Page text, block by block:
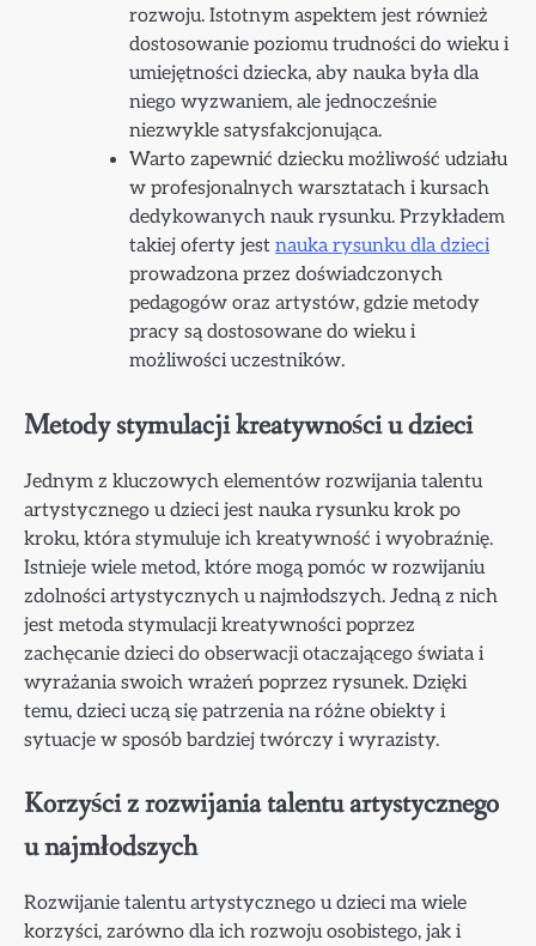
rozwoju. Istotnym aspektem jest również
dostosowanie poziomu trudności do wieku i
umiejętności dziecka, aby nauka była dla
niego wyzwaniem, ale jednocześnie
niezwykle satysfakcjonująca.
Warto zapewnić dziecku możliwość udziału
w profesjonalnych warsztatach i kursach
dedykowanych nauk rysunku. Przykładem
takiej oferty jest nauka rysunku dla dzieci
prowadzona przez doświadczonych
pedagogów oraz artystów, gdzie metody
pracy są dostosowane do wieku i
możliwości uczestników.
Metody stymulacji kreatywności u dzieci
Jednym z kluczowych elementów rozwijania talentu
artystycznego u dzieci jest nauka rysunku krok po
kroku, która stymuluje ich kreatywność i wyobraźnię.
Istnieje wiele metod, które mogą pomóc w rozwijaniu
zdolności artystycznych u najmłodszych. Jedną z nich
jest metoda stymulacji kreatywności poprzez
zachęcanie dzieci do obserwacji otaczającego świata i
wyrażania swoich wrażeń poprzez rysunek. Dzięki
temu, dzieci uczą się patrzenia na różne obiekty i
sytuacje w sposób bardziej twórczy i wyrazisty.
Korzyści z rozwijania talentu artystycznego
u najmłodszych
Rozwijanie talentu artystycznego u dzieci ma wiele
korzyści, zarówno dla ich rozwoju osobistego, jak i